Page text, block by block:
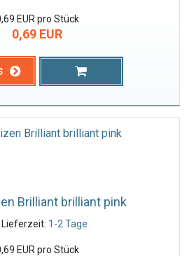
EUR pro Stück
0,69 EUR
Brilliant brilliant pink
Lieferzeit: 1-2 Tage
EUR pro Stück